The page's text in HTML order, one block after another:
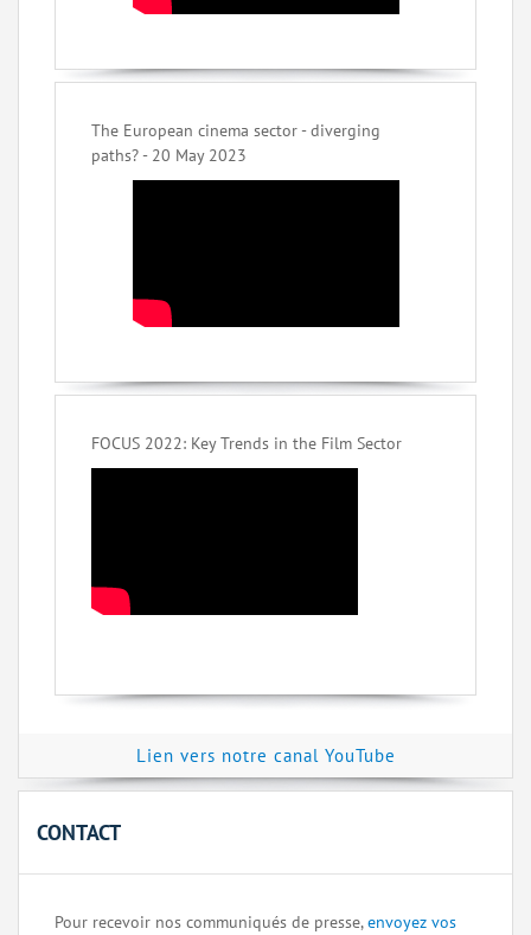
The European cinema sector - diverging
paths? - 20 May 2023
FOCUS 2022: Key Trends in the Film Sector
Lien vers notre canal YouTube
CONTACT
Pour recevoir nos communiqués de presse,envoyez vos